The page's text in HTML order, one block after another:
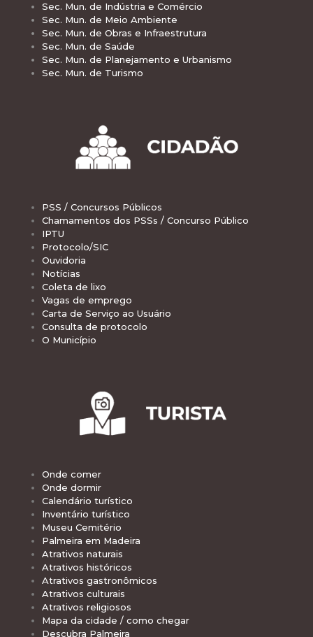
Sec. Mun. de Indústria e Comércio
Sec. Mun. de Meio Ambiente
Sec. Mun. de Obras e Infraestrutura
Sec. Mun. de Saúde
Sec. Mun. de Planejamento e Urbanismo
Sec. Mun. de Turismo
PSS / Concursos Públicos
Chamamentos dos PSSs / Concurso Público
IPTU
Protocolo/SIC
Ouvidoria
Notícias
Coleta de lixo
Vagas de emprego
Carta de Serviço ao Usuário
Consulta de protocolo
O Município
Onde comer
Onde dormir
Calendário turístico
Inventário turístico
Museu Cemitério
Palmeira em Madeira
Atrativos naturais
Atrativos históricos
Atrativos gastronômicos
Atrativos culturais
Atrativos religiosos
Mapa da cidade / como chegar
Descubra Palmeira